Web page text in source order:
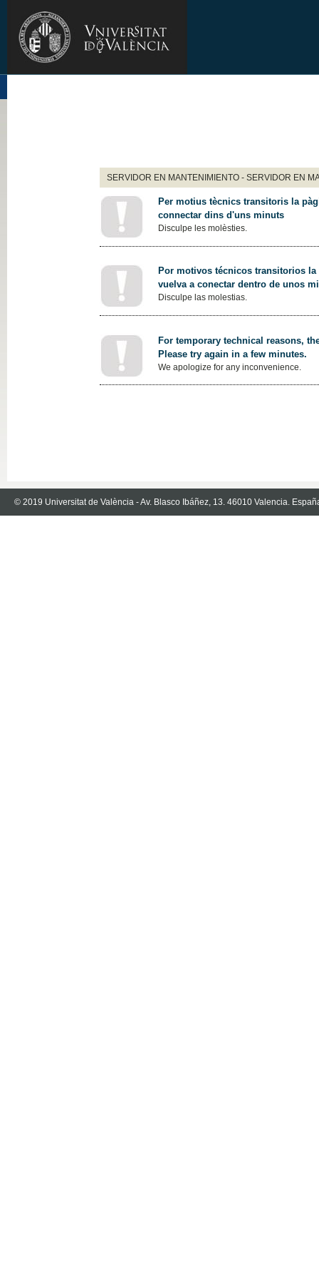
SERVIDOR EN MANTENIMIENTO - SERVIDOR EN
Per motius tècnics transitoris la
connectar dins d'uns minuts
Disculpe les molèsties.
Por motivos técnicos transitorios
vuelva a conectar dentro de unos
Disculpe las molestias.
For temporary technical reasons,
Please try again in a few minutes.
We apologize for any inconvenience.
© 2019 Universitat de València - Av. Blasco Ibáñez, 13. 46010 Valencia.